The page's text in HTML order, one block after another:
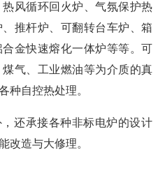
风循环回火炉、气氛保护热
推杆炉、可翻转台车炉、箱
金快速熔化一体炉等等。可
气、工业燃油等为介质的真
种自控热处理。
还承接各种非标电炉的设计
改造与大修理。